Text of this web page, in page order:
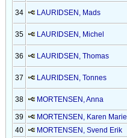
34 LAURIDSEN, Mads
35 LAURIDSEN, Michel
36 LAURIDSEN, Thomas
37 LAURIDSEN, Tonnes
38 MORTENSEN, Anna
39 MORTENSEN, Karen Marie
40
MORTENSEN, Svend Erik